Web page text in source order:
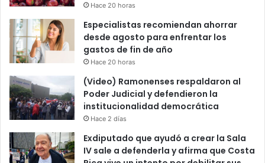
Hace 20 horas
Especialistas recomiendan ahorrar
desde agosto para enfrentar los
gastos de fin de año
Hace 20 horas
(Video) Ramonenses respaldaron al
Poder Judicial y defendieron la
institucionalidad democrática
Hace 2 días
Exdiputado que ayudó a crear la Sala
IV sale a defenderla y afirma que Costa